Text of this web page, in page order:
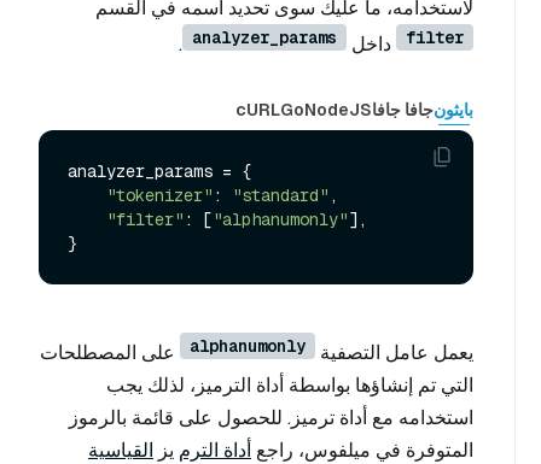
لاستخدامه، ما عليك سوى تحديد اسمه في القسم
filter داخل analyzer_params
.
بايثونجافا جافاNodeJS
Go
cURL
analyzer_params = {
"tokenizer" : "standard" ,
"filter" : ["alphanumonly"],
يعمل عامل التصفية alphanumonly
على المصطلحات
التي تم إنشاؤها بواسطة أداة الترميز، لذلك يجب
استخدامه مع أداة ترميز. للحصول على قائمة بالرموز
المتوفرة في ميلفوس، راجع أداة الترم يز القياسية